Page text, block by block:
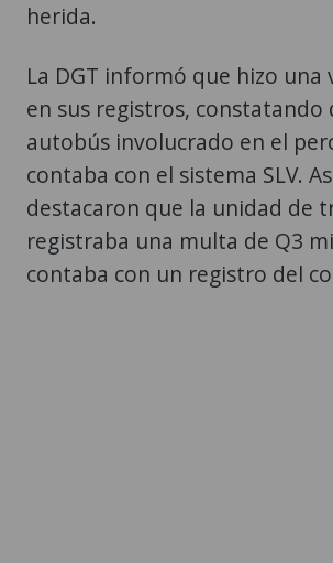
herida.
La DGT informó que hizo una
en sus registros, constatando
autobús involucrado en el
contaba con el sistema SLV.
destacaron que la unidad de
registraba una multa de Q3
contaba con un registro del